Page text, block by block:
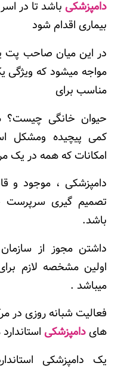
دامپزشکی باشد تا در
بیماری اقدام شود
در این میان صاحب پت
مواجه میشود که
مناسب برای
حیوان خانگی چیست؟
کمی پیچیده ومشکل
امکانات که همه در یک
دامپزشکی ، موجود و
تصمیم گیری سرپرست
باشد.
داشتن مجوز از
اولین مشخصه لازم
میباشد .
فعالیت شبانه روزی در
های دامپزشکی
یک دامپزشکی